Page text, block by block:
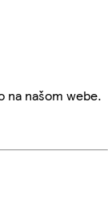
na našom webe.